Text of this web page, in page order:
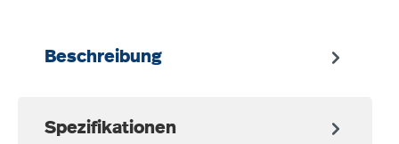
Beschreibung
Spezifikationen